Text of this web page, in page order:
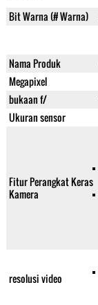
Bit Warna (# Warna)
Nama Produk
Megapixel
bukaan f/
Ukuran sensor
Fitur Perangkat Keras
Kamera
resolusi video